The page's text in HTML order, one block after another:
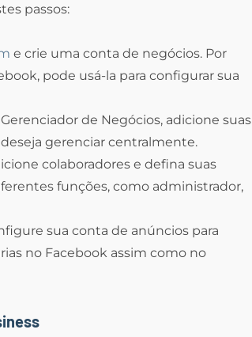
passos:
e crie uma conta de negócios. Por
pode usá-la para configurar sua
de Negócios, adicione suas
gerenciar centralmente.
colaboradores e defina suas
funções, como administrador,
sua conta de anúncios para
no Facebook assim como no